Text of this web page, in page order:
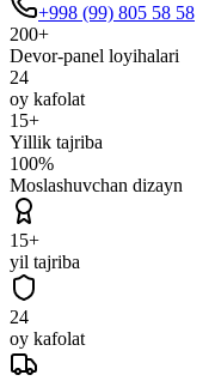
+998 (99) 805 58 58
200+
Devor-panel loyihalari
24
oy kafolat
15+
Yillik tajriba
100%
Moslashuvchan dizayn
15+
yil tajriba
24
oy kafolat